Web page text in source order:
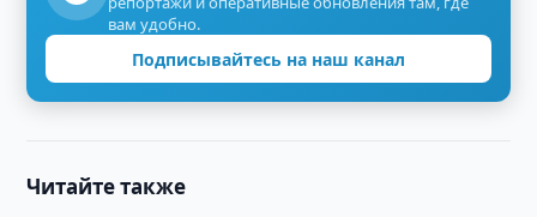
вам удобно.
Подписывайтесь на наш канал
Читайте также